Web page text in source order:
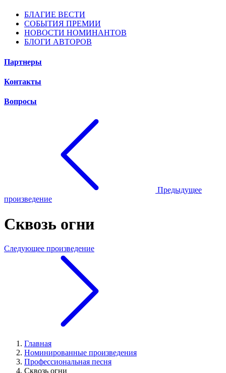
БЛАГИЕ ВЕСТИ
СОБЫТИЯ ПРЕМИИ
НОВОСТИ НОМИНАНТОВ
БЛОГИ АВТОРОВ
Партнеры
Контакты
Вопросы
Предыдущее
произведение
Сквозь огни
Следующее произведение
Главная
Номинированные произведения
Профессиональная песня
Сквозь огни